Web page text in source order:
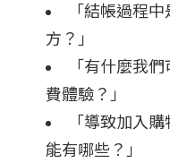
「結帳過程
方？」
「有什麼我
費體驗？」
「導致加入
能有哪些？」